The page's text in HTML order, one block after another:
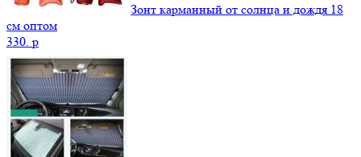
Зонт карманный от солнца и дождя 18
см оптом
330. p